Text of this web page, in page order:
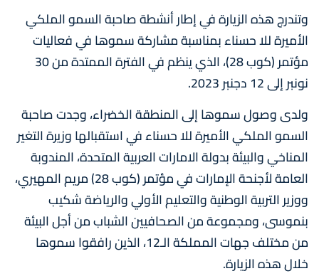
وتندرج هذه الزيارة في إطار أنشطة صاحبة السمو الملكي
الأميرة للا حسناء بمناسبة مشاركة سموها في فعاليات
مؤتمر (كوب 28)، الذي ينظم في الفترة الممتدة من 30
نونبر إلى 12 دجنبر 2023.
ولدى وصول سموها إلى المنطقة الخضراء، وجدت صاحبة
السمو الملكي الأميرة للا حسناء في استقبالها وزيرة التغير
المناخي والبيئة بدولة الامارات العربية المتحدة، المندوبة
العامة لأجنحة الإمارات في مؤتمر (كوب 28) مريم المهيري،
ووزير التربية الوطنية والتعليم الأولي والرياضة شكيب
بنموسى، ومجموعة من الصحافيين الشباب من أجل البيئة
من مختلف جهات المملكة الـ12، الذين رافقوا سموها
خلال هذه الزيارة.